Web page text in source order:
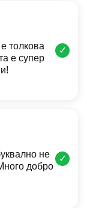
толкова
е супер
✓
не
добро
✓